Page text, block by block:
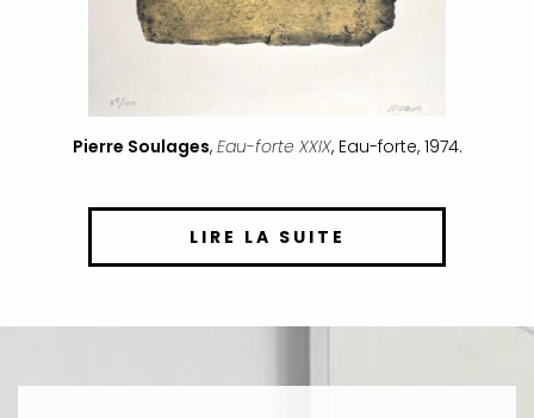
Pierre Soulages, Eau-forte XXIX, Eau-forte, 1974.
LIRE LA SUITE